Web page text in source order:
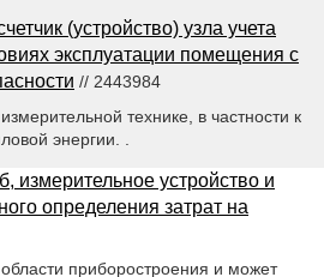
(устройство) узла учета
эксплуатации помещения с
// 2443984
технике, в частности к
энергии. .
измерительное устройство и
определения затрат на
приборостроения и может